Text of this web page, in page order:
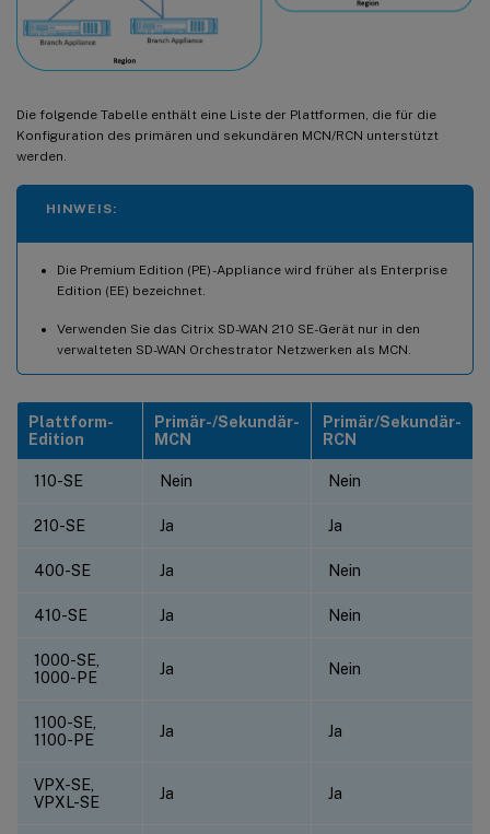
Die folgende Tabelle enthält eine Liste der Plattformen, die für die
Konfiguration des primären und sekundären MCN/RCN unterstützt
werden.
HINWEIS:
Die Premium Edition (PE) -Appliance wird früher als Enterprise
Edition (EE) bezeichnet.
Verwenden Sie das Citrix SD-WAN 210 SE-Gerät nur in den
verwalteten SD-WAN Orchestrator Netzwerken als MCN.
Plattform-
Edition
Primär-/Sekundär-
MCN
Primär/Sekundär-
RCN
110-SE Nein Nein
210-SE Ja Ja
400-SE Ja Nein
410-SE Ja Nein
1000-SE,
1000-PE
Ja Nein
1100-SE,
1100-PE
Ja Ja
VPX-SE,
VPXL-SE
Ja Ja